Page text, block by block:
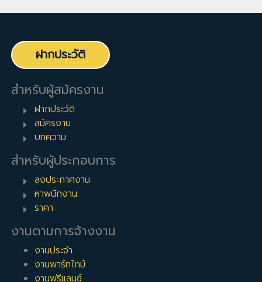
ฝากประวัติ
สำหรับผู้สมัครงาน
ฝากประวัติ
สมัครงาน
บทความ
สำหรับผู้ประกอบการ
ลงประกาศงาน
หาพนักงาน
ราคา
งานตามการจ้างงาน
งานประจำ
งานพาร์ทไทม์
งานฟรีแลนซ์